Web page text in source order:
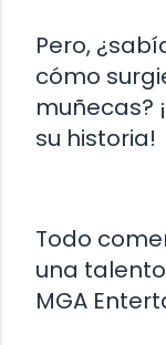
Pero,
cómo
muñecas?
su historia!
Todo
una
MGA